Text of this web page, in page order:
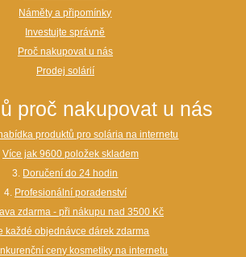
Náměty a připomínky
Investujte správně
Proč nakupovat u nás
Prodej solárií
proč nakupovat u nás
produktů pro solária na internetu
Více jak 9600 položek skladem
3. Doručení do 24 hodin
4. Profesionální poradenství
zdarma - při nákupu nad 3500 Kč
každé objednávce dárek zdarma
ceny kosmetiky na internetu